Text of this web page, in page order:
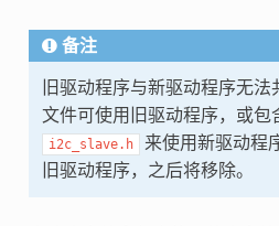
备注
旧驱动程序与新驱动程序无法
文件可使用旧驱动程序，或包
i2c_slave.h
来使用新驱动程
旧驱动程序，之后将移除。